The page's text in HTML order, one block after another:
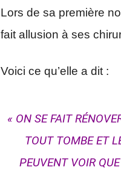
Lors de sa première
fait allusion à ses
Voici ce qu’elle a dit :
« ON SE FAIT
TOUT TOMBE ET
PEUVENT VOIR